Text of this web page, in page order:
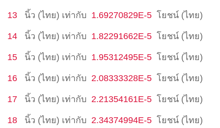
13 นิ้ว (ไทย) เท่ากับ 1.69270829E-5 โยชน์ (ไทย)
14 นิ้ว (ไทย) เท่ากับ 1.82291662E-5 โยชน์ (ไทย)
15 นิ้ว (ไทย) เท่ากับ 1.95312495E-5 โยชน์ (ไทย)
16 นิ้ว (ไทย) เท่ากับ 2.08333328E-5 โยชน์ (ไทย)
17 นิ้ว (ไทย) เท่ากับ 2.21354161E-5 โยชน์ (ไทย)
18 นิ้ว (ไทย) เท่ากับ 2.34374994E-5 โยชน์ (ไทย)